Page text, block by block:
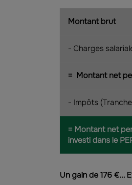
Montant brut
- Charges
= Montant net
- Impôts
= Montant net
investi dans le
Un gain de 176 €...